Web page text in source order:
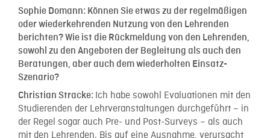
Sophie Domann: Können Sie etwas zu der regelmäßigen
oder wiederkehrenden Nutzung von den Lehrenden
berichten? Wie ist die Rückmeldung von den Lehrenden,
sowohl zu den Angeboten der Begleitung als auch den
Beratungen, aber auch dem wiederholten Einsatz-
Szenario?
Christian Stracke: Ich habe sowohl Evaluationen mit den
Studierenden der Lehrveranstaltungen durchgeführt – in
der Regel sogar auch Pre- und Post-Surveys – als auch